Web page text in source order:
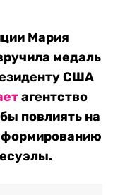
Мария
медаль
США
агентство
повлиять на
формированию